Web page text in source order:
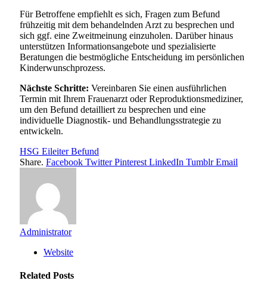
Für Betroffene empfiehlt es sich, Fragen zum Befund
frühzeitig mit dem behandelnden Arzt zu besprechen und
sich ggf. eine Zweitmeinung einzuholen. Darüber hinaus
unterstützen Informationsangebote und spezialisierte
Beratungen die bestmögliche Entscheidung im persönlichen
Kinderwunschprozess.
Nächste Schritte: Vereinbaren Sie einen ausführlichen
Termin mit Ihrem Frauenarzt oder Reproduktionsmediziner,
um den Befund detailliert zu besprechen und eine
individuelle Diagnostik- und Behandlungsstrategie zu
entwickeln.
HSG Eileiter Befund
Share. Facebook Twitter Pinterest LinkedIn Tumblr Email
Administrator
Website
Related Posts